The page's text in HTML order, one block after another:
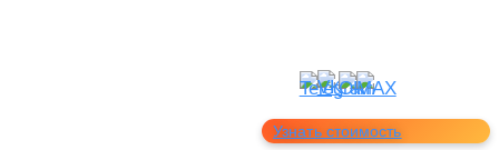
Узнать стоимость